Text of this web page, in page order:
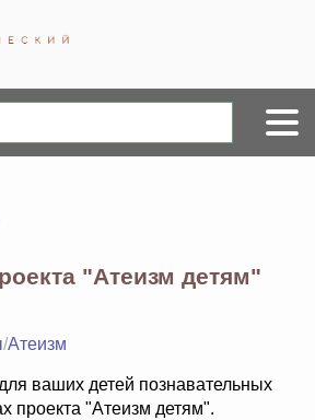
"Атеизм детям"
/Атеизм
ваших детей познавательных
проекта "Атеизм детям".